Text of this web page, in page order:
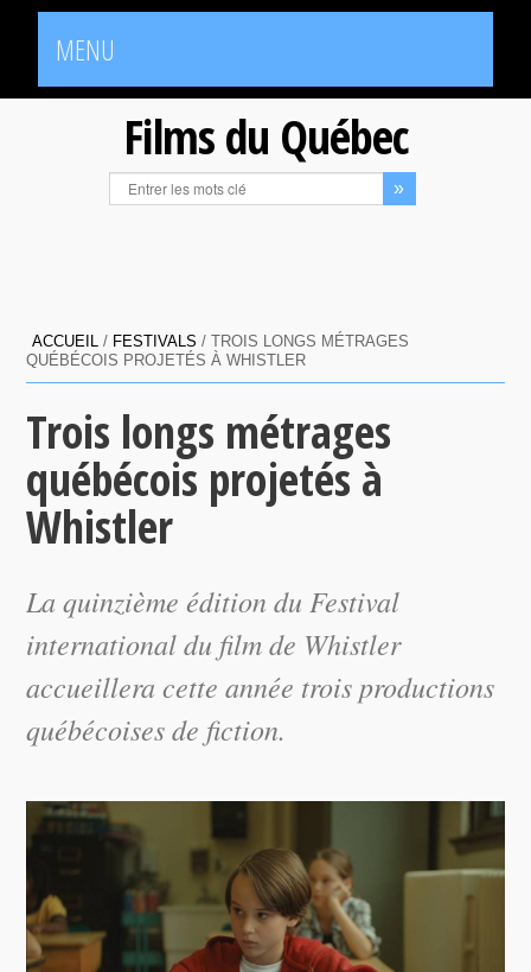
MENU
Films du Québec
ACCUEIL / FESTIVALS /TROIS LONGS MÉTRAGES
QUÉBÉCOIS PROJETÉS À WHISTLER
Trois longs métrages
québécois projetés à
Whistler
La quinzième édition du Festival
international du film de Whistler
accueillera cette année trois productions
québécoises de fiction.